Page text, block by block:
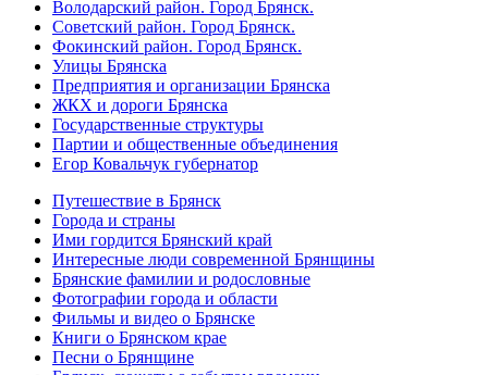
Володарский район. Город Брянск.
Советский район. Город Брянск.
Фокинский район. Город Брянск.
Улицы Брянска
Предприятия и организации Брянска
ЖКХ и дороги Брянска
Государственные структуры
Партии и общественные объединения
Егор Ковальчук губернатор
Путешествие в Брянск
Города и страны
Ими гордится Брянский край
Интересные люди современной Брянщины
Брянские фамилии и родословные
Фотографии города и области
Фильмы и видео о Брянске
Книги о Брянском крае
Песни о Брянщине